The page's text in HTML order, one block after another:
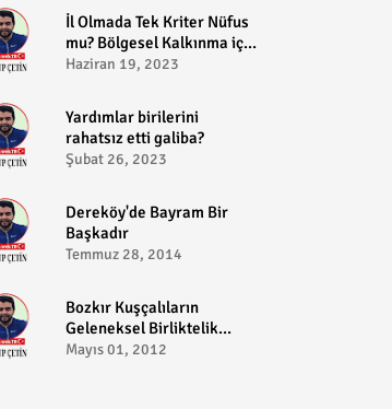
​İl Olmada Tek Kriter Nüfus
mu? Bölgesel Kalkınma için
Bozkır il olabilir?
Haziran 19, 2023
​Yardımlar birilerini
rahatsız etti galiba?
Şubat 26, 2023
Dereköy'de Bayram Bir
Başkadır
Temmuz 28, 2014
Bozkır Kuşçalıların
Geleneksel Birliktelik
Pikniği
Mayıs 01, 2012